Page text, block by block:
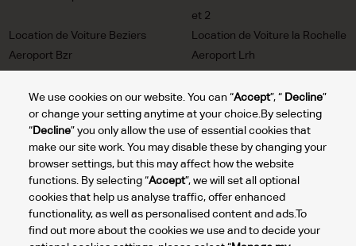
We use cookies on our website. You can “Accept”, “ Decline”
or change your setting anytime at your choice.By selecting
“ Decline” you only allow the use of essential cookies that
make our site work. You may disable these by changing your
browser settings, but this may affect how the website
functions. By selecting “Accept”, we will set all optional
cookies that help us analyse traffic, offer enhanced
functionality, as well as personalised content and ads.To
find out more about the cookies we use and to decide your
et 2
Location de Voiture Beziers
Aeroport Bzr
Location de Voiture la Rochelle
Aeroport Lrh
Aeroport Puf
Aeroport Nce
Location de Voiture Rennes
Aeroport Rns
Location de Voiture Nimes
Aeroport Fni
Aeroport Lys
Location de Voiture Cannes
Mandelieu Aeroport Ceq
Location de Voiture Lourdes
Tarbes Aeroport lde
Location de Voiture St Tropez
Aeroport Ltt